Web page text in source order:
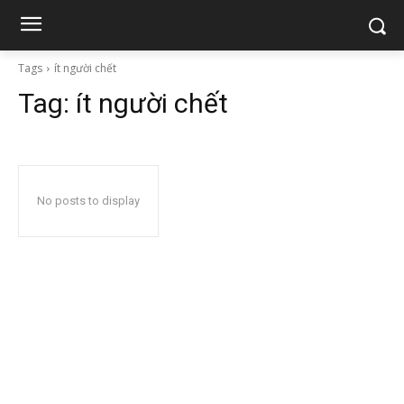
Tags ít người chết
Tag: ít người chết
No posts to display